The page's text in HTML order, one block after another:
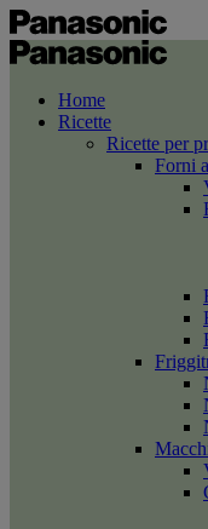
Home
Ricette
Ricette per
Forni